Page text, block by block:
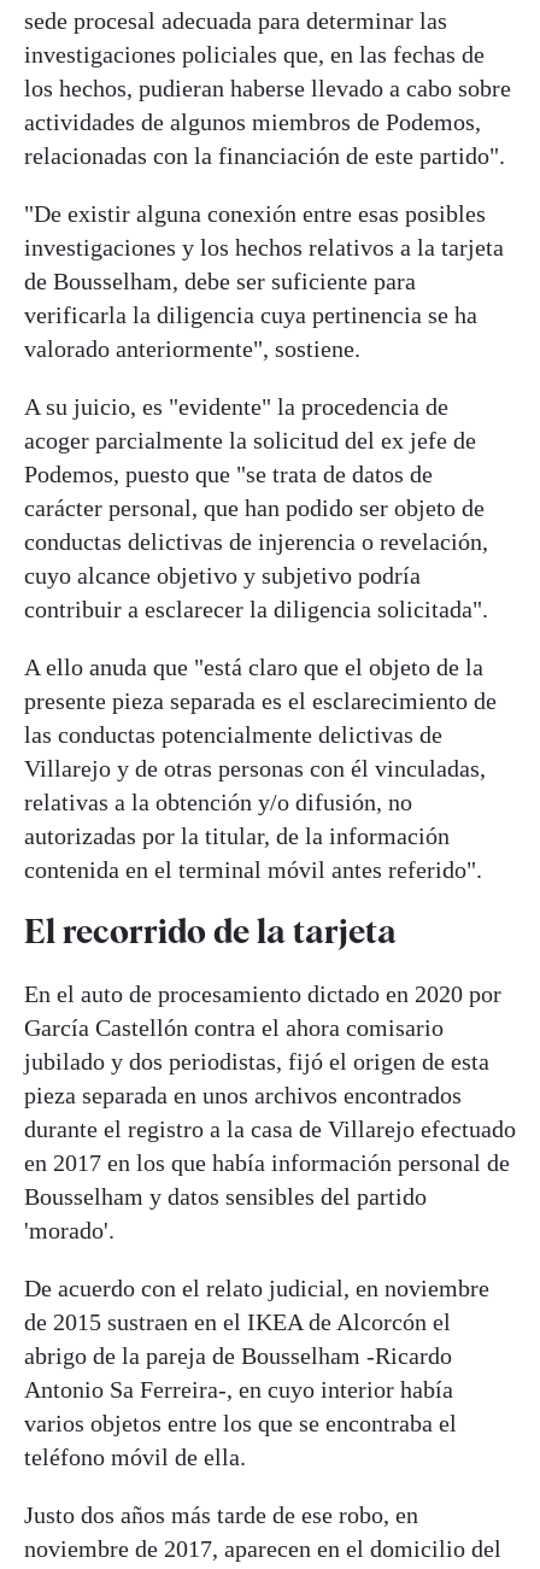
sede procesal adecuada para determinar las
investigaciones policiales que, en las fechas de
los hechos, pudieran haberse llevado a cabo sobre
actividades de algunos miembros de Podemos,
relacionadas con la financiación de este partido".
"De existir alguna conexión entre esas posibles
investigaciones y los hechos relativos a la tarjeta
de Bousselham, debe ser suficiente para
verificarla la diligencia cuya pertinencia se ha
valorado anteriormente", sostiene.
A su juicio, es "evidente" la procedencia de
acoger parcialmente la solicitud del ex jefe de
Podemos, puesto que "se trata de datos de
carácter personal, que han podido ser objeto de
conductas delictivas de injerencia o revelación,
cuyo alcance objetivo y subjetivo podría
contribuir a esclarecer la diligencia solicitada".
A ello anuda que "está claro que el objeto de la
presente pieza separada es el esclarecimiento de
las conductas potencialmente delictivas de
Villarejo y de otras personas con él vinculadas,
relativas a la obtención y/o difusión, no
autorizadas por la titular, de la información
contenida en el terminal móvil antes referido".
El recorrido de la tarjeta
En el auto de procesamiento dictado en 2020 por
García Castellón contra el ahora comisario
jubilado y dos periodistas, fijó el origen de esta
pieza separada en unos archivos encontrados
durante el registro a la casa de Villarejo efectuado
en 2017 en los que había información personal de
Bousselham y datos sensibles del partido
'morado'.
De acuerdo con el relato judicial, en noviembre
de 2015 sustraen en el IKEA de Alcorcón el
abrigo de la pareja de Bousselham -Ricardo
Antonio Sa Ferreira-, en cuyo interior había
varios objetos entre los que se encontraba el
teléfono móvil de ella.
Justo dos años más tarde de ese robo, en
noviembre de 2017, aparecen en el domicilio del